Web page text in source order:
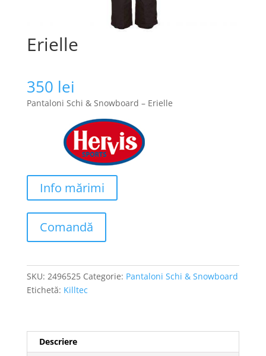
Erielle
350 lei
Pantaloni Schi & Snowboard – Erielle
Info mărimi
Comandă
SKU: 2496525 Categorie: Pantaloni Schi & Snowboard
Etichetă: Killtec
Descriere